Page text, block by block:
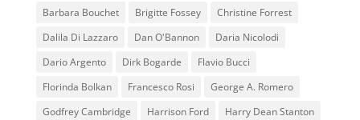
Barbara Bouchet
Brigitte Fossey
Christine Forrest
Dalila Di Lazzaro
Dan O'Bannon
Daria Nicolodi
Dario Argento
Dirk Bogarde
Flavio Bucci
Florinda Bolkan
Francesco Rosi
George A. Romero
Godfrey Cambridge
Harrison Ford
Harry Dean Stanton